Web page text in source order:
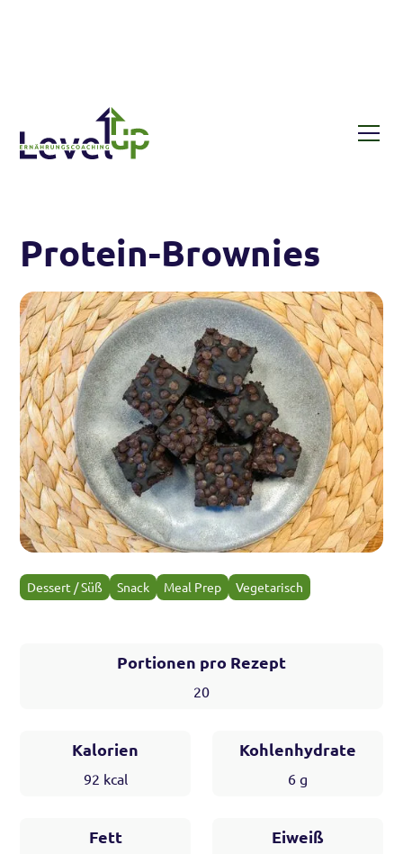
Protein-Brownies
Dessert / Süß Snack Meal Prep Vegetarisch
Portionen pro Rezept
20
Kalorien
92 kcal
Kohlenhydrate
6g
Fett Eiweiß